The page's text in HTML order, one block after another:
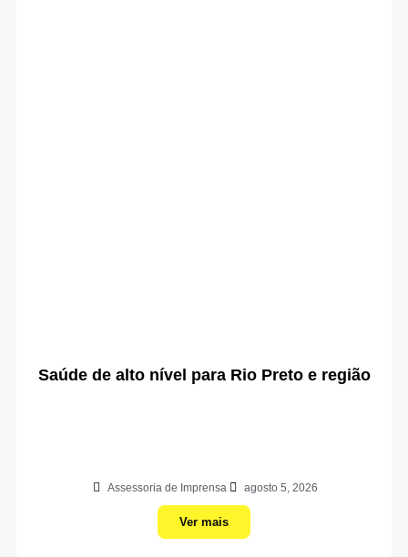
Saúde de alto nível para Rio Preto e região
Assessoria de Imprensa agosto 5, 2026
Ver mais